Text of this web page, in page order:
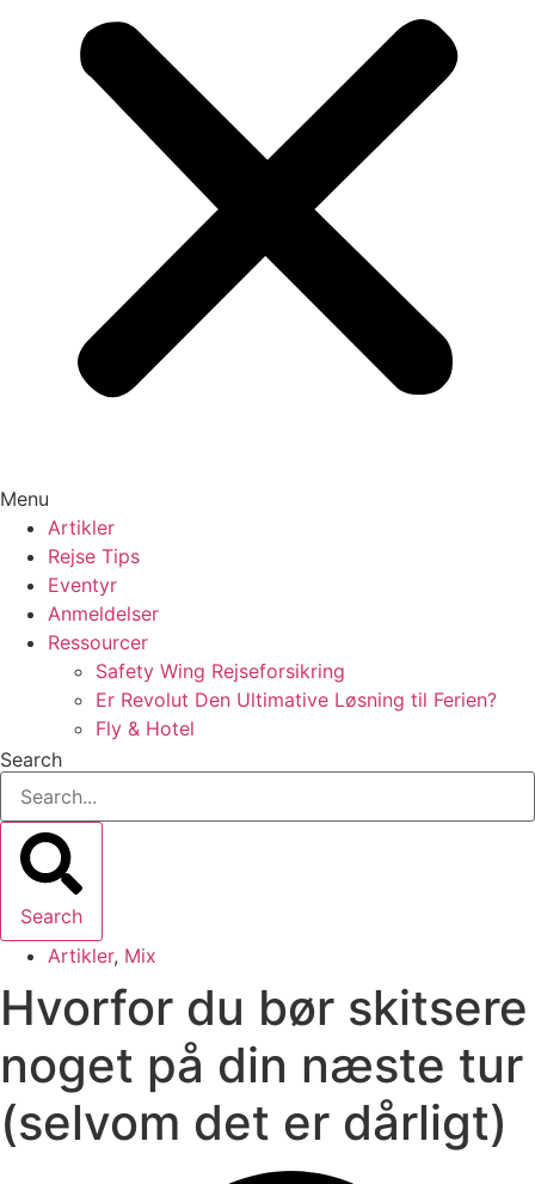
Menu
Artikler
Rejse Tips
Eventyr
Anmeldelser
Ressourcer
Safety Wing Rejseforsikring
Er Revolut Den Ultimative Løsning til Ferien?
Fly & Hotel
Search
Search
Artikler, Mix
Hvorfor du bør skitsere
noget på din næste tur
(selvom det er dårligt)